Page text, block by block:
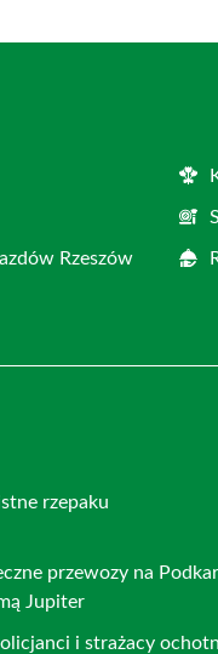
Rzeszów
rzepaku
przewozy na
Jupiter
i strażacy